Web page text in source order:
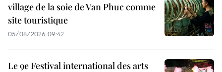
village de la soie de Van Phuc comme
site touristique
05/08/2026 09:42
Le 9e Festival international des arts